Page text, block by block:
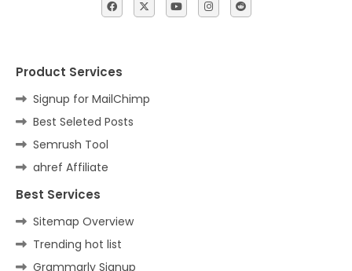
Product Services
Signup for MailChimp
Best Seleted Posts
Semrush Tool
ahref Affiliate
Best Services
Sitemap Overview
Trending hot list
Grammarly Signup